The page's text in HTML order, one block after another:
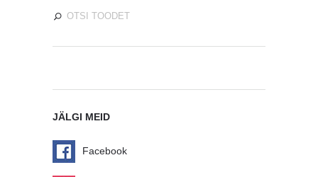
JÄLGI MEID
Facebook